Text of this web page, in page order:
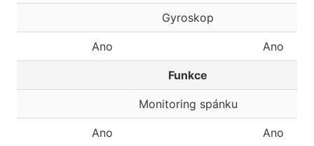
Gyroskop
Ano Ano
Funkce
Monitoring spánku
Ano Ano